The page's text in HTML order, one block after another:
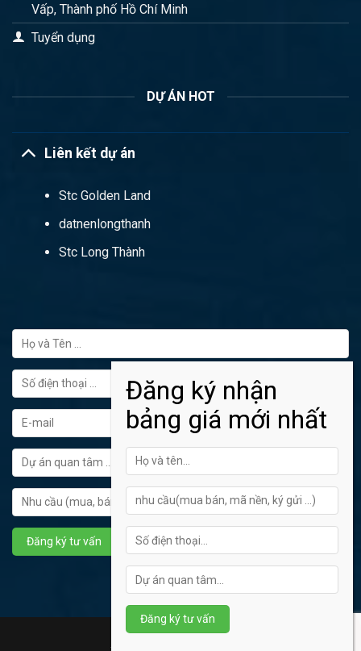
Vấp, Thành phố Hồ Chí Minh
Tuyển dụng
DỰ ÁN HOT
Liên kết dự án
Stc Golden Land
datnenlongthanh
Stc Long Thành
Hotline tư vấn: 0902445272
FORM ĐĂNG KÝ TƯ VẤN